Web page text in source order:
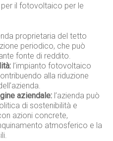
il fotovoltaico per le
proprietaria del tetto
periodico, che può
fonte di reddito.
l’impianto fotovoltaico
alla riduzione
aziendale: l’azienda può
di sostenibilità e
azioni concrete,
atmosferico e la